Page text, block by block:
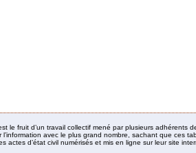
le fruit d’un travail collectif mené par plusieurs adhérents
avec le plus grand nombre, sachant que ces
actes d’état civil numérisés et mis en ligne sur leur site